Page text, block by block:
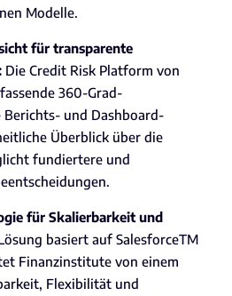
Modelle.
für transparente
Die Credit Risk Platform von
360-Grad-
und Dashboard-
Überblick über die
fundiertere und
für Skalierbarkeit und
basiert auf SalesforceTM
Finanzinstitute von einem
Flexibilität und